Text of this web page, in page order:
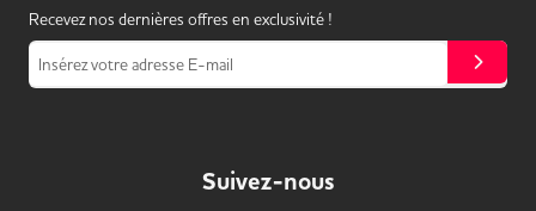
Recevez nos dernières offres en exclusivité !
Insérez votre adresse E-mail
Suivez-nous